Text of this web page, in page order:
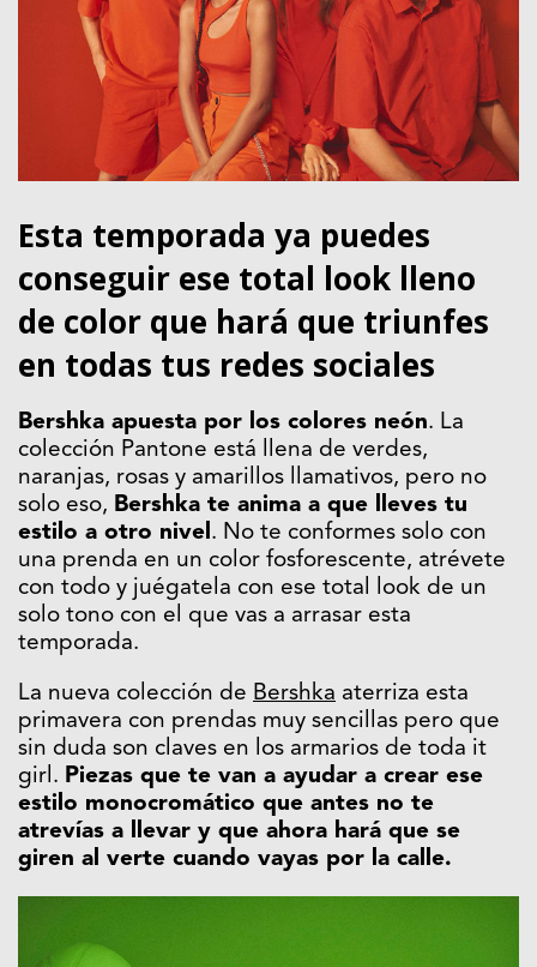
Esta temporada ya puedes
conseguir ese total look lleno
de color que hará que triunfes
en todas tus redes sociales
Bershka apuesta por los colores neón. La
colección Pantone está llena de verdes,
naranjas, rosas y amarillos llamativos, pero no
solo eso, Bershka te anima a que lleves tu
estilo a otro nivel. No te conformes solo con
una prenda en un color fosforescente, atrévete
con todo y juégatela con ese total look de un
solo tono con el que vas a arrasar esta
temporada.
La nueva colección de Bershka aterriza esta
primavera con prendas muy sencillas pero que
sin duda son claves en los armarios de toda it
girl. Piezas que te van a ayudar a crear ese
estilo monocromático que antes no te
atrevías a llevar y que ahora hará que se
giren al verte cuando vayas por la calle.